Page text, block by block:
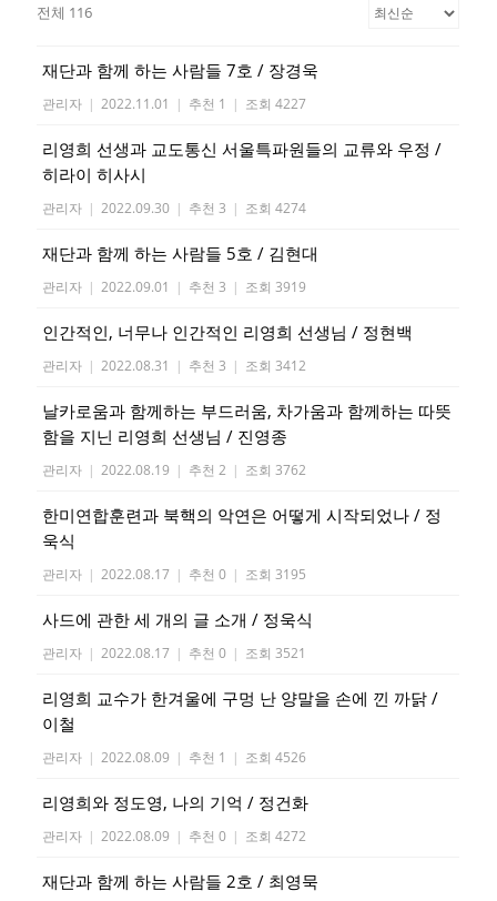
전체 116
재단과 함께 하는 사람들 7호 / 장경욱
관리자 | 2022.11.01 | 추천 1 | 조회 4227
리영희 선생과 교도통신 서울특파원들의 교류와 우정 /
히라이 히사시
관리자 | 2022.09.30 | 추천 3 | 조회 4274
재단과 함께 하는 사람들 5호 / 김현대
관리자 | 2022.09.01 | 추천 3 | 조회 3919
인간적인, 너무나 인간적인 리영희 선생님 / 정현백
관리자 | 2022.08.31 | 추천 3 | 조회 3412
날카로움과 함께하는 부드러움, 차가움과 함께하는 따뜻
함을 지닌 리영희 선생님 / 진영종
관리자 | 2022.08.19 | 추천 2 | 조회 3762
한미연합훈련과 북핵의 악연은 어떻게 시작되었나 / 정
욱식
관리자 | 2022.08.17 | 추천 0 | 조회 3195
사드에 관한 세 개의 글 소개 / 정욱식
관리자 | 2022.08.17 | 추천 0 | 조회 3521
리영희 교수가 한겨울에 구멍 난 양말을 손에 낀 까닭 /
이철
관리자 | 2022.08.09 | 추천 1 | 조회 4526
리영희와 정도영, 나의 기억 / 정건화
관리자 | 2022.08.09 | 추천 0 | 조회 4272
재단과 함께 하는 사람들 2호 / 최영묵